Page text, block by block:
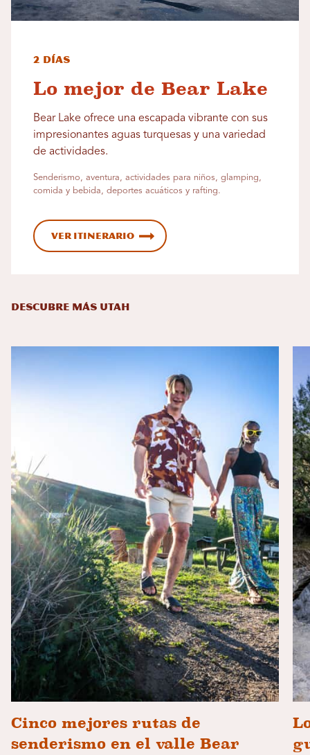
2 días
Lo mejor de Bear Lake
Bear Lake ofrece una escapada vibrante con sus
impresionantes aguas turquesas y una variedad
de actividades.
Senderismo, aventura, actividades para niños, glamping,
comida y bebida, deportes acuáticos y rafting.
Ver itinerario
DESCUBRE MÁS UTAH
Cinco mejores rutas de
senderismo en el valle Bear